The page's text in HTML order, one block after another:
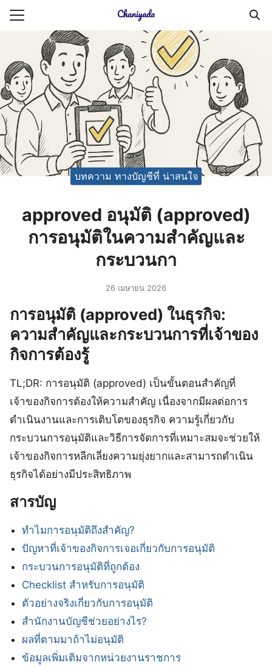
Skip
ยความเป็นส่วนตัว
ญชี (Accounting service)
ญชี (Accounting
บทความ ทางบัญชีที่ น่าสนใจ
approved อนุมัติ (approved)
การอนุมัติในความสำคัญและ
กระบวนกา
26 เมษายน 2026
การอนุมัติ (approved) ในธุรกิจ:
ความสำคัญและกระบวนการที่เจ้าของ
กิจการต้องรู้
TL;DR: การอนุมัติ (approved) เป็นขั้นตอนสำคัญที่
เจ้าของกิจการต้องให้ความสำคัญ เนื่องจากมีผลต่อการ
ดำเนินงานและการเติบโตของธุรกิจ ความรู้เกี่ยวกับ
กระบวนการอนุมัติและวิธีการจัดการที่เหมาะสมจะช่วยให้
เจ้าของกิจการหลีกเลี่ยงความยุ่งยากและสามารถดำเนิน
ธุรกิจได้อย่างมีประสิทธิภาพ
สารบัญ
ทำไมการอนุมัติถึงสำคัญ?
ปัญหาที่เจ้าของกิจการเจอเกี่ยวกับการอนุมัติ
กระบวนการอนุมัติที่ถูกต้อง
Checklist สำหรับการอนุมัติ
ตัวอย่างจริงเกี่ยวกับการอนุมัติ
สำนักงานบัญชีช่วยอย่างไร?
ผลที่ตามมาถ้าไม่อนุมัติ
ข้อมูลเพิ่มเติมจากหน่วยงานราชการ